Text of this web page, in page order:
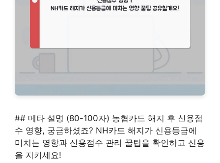
## 메타 설명 (80-100자) 농협카드 해지 후 신용점
수 영향, 궁금하셨죠? NH카드 해지가 신용등급에
미치는 영향과 신용점수 관리 꿀팁을 확인하고 신용
을 지키세요!